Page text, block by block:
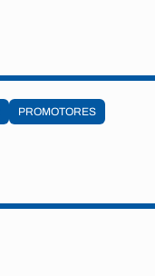
PROMOTORES